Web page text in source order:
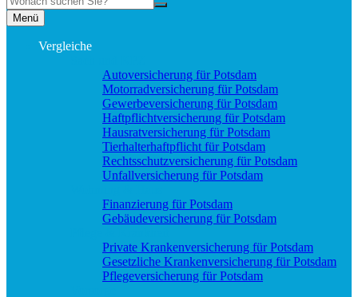
Suche
Menü
Vergleiche
Autoversicherung für Potsdam
Motorradversicherung für Potsdam
Gewerbeversicherung für Potsdam
Haftpflichtversicherung für Potsdam
Hausratversicherung für Potsdam
Tierhalterhaftpflicht für Potsdam
Rechtsschutzversicherung für Potsdam
Unfallversicherung für Potsdam
Finanzierung für Potsdam
Gebäudeversicherung für Potsdam
Private Krankenversicherung für Potsdam
Gesetzliche Krankenversicherung für Potsdam
Pflegeversicherung für Potsdam